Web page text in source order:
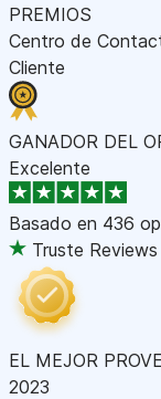
PREMIOS
Centro de
Cliente
GANADOR DEL
Excelente
Basado en 436
Truste Reviews
EL MEJOR
2023